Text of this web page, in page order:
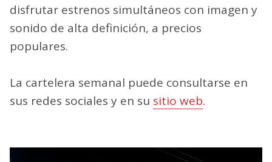
disfrutar estrenos simultáneos con imagen y
sonido de alta definición, a precios
populares.
La cartelera semanal puede consultarse en
sus redes sociales y en su sitio web.